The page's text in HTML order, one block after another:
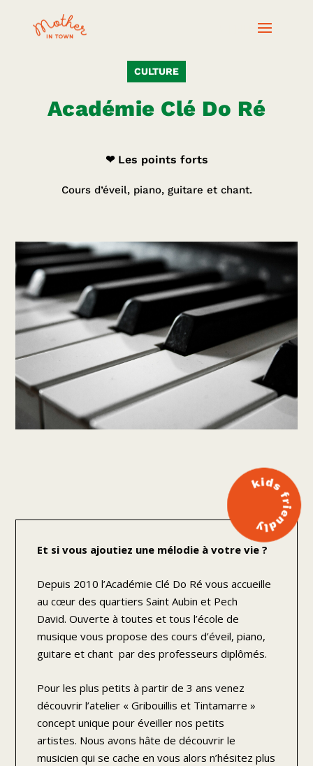
CULTURE
Académie Clé Do Ré
❤ Les points forts
Cours d’éveil, piano, guitare et chant.
Et si vous ajoutiez une mélodie à votre vie ?
Depuis 2010 l’Académie Clé Do Ré vous accueille
au cœur des quartiers Saint Aubin et Pech
David. Ouverte à toutes et tous l’école de
musique vous propose des cours d’éveil, piano,
guitare et chant par des professeurs diplômés.
Pour les plus petits à partir de 3 ans venez
découvrir l’atelier « Gribouillis et Tintamarre »
concept unique pour éveiller nos petits
artistes. Nous avons hâte de découvrir le
musicien qui se cache en vous alors n’hésitez plus